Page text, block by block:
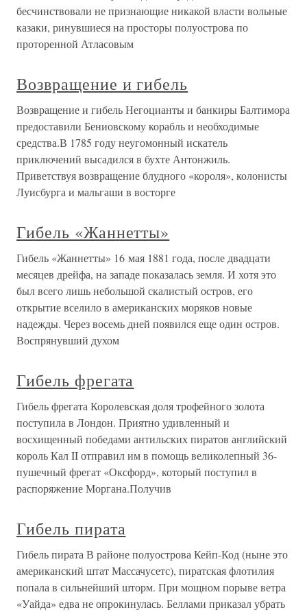
бесчинствовали не признающие никакой власти вольные
казаки, ринувшиеся на просторы полуострова по
проторенной Атласовым
Возвращение и гибель
Возвращение и гибель Негоцианты и банкиры Балтимора
предоставили Бениовскому корабль и необходимые
средства.В 1785 году неугомонный искатель
приключений высадился в бухте Антонжиль.
Приветствуя возвращение блудного «короля», колонисты
Луисбурга и мальгаши в восторге
Гибель «Жаннетты»
Гибель «Жаннетты» 16 мая 1881 года, после двадцати
месяцев дрейфа, на западе показалась земля. И хотя это
был всего лишь небольшой скалистый остров, его
открытие вселило в американских моряков новые
надежды. Через восемь дней появился еще один остров.
Воспрянувший духом
Гибель фрегата
Гибель фрегата Королевская доля трофейного золота
поступила в Лондон. Приятно удивленный и
восхищенный победами антильских пиратов английский
король Кал II отправил им в помощь великолепный 36-
пушечный фрегат «Оксфорд», который поступил в
распоряжение Моргана.Получив
Гибель пирата
Гибель пирата В районе полуострова Кейп-Код (ныне это
американский штат Массачусетс), пиратская флотилия
попала в сильнейший шторм. При мощном порыве ветра
«Уайда» едва не опрокинулась. Беллами приказал убрать